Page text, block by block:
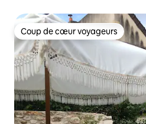
Coup de cœur voyageurs
Coup de cœur voyageurs